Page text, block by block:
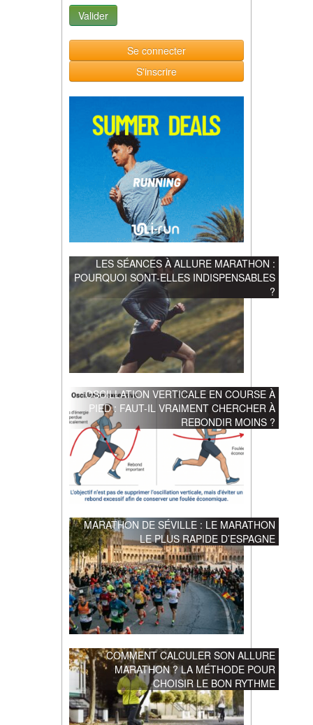
Se connecter
S'inscrire
LES SÉANCES À ALLURE MARATHON :
POURQUOI SONT-ELLES INDISPENSABLES
?
OSCILLATION VERTICALE EN COURSE À
PIED : FAUT-IL VRAIMENT CHERCHER À
REBONDIR MOINS ?
MARATHON DE SÉVILLE : LE MARATHON
LE PLUS RAPIDE D’ESPAGNE
COMMENT CALCULER SON ALLURE
MARATHON ? LA MÉTHODE POUR
CHOISIR LE BON RYTHME